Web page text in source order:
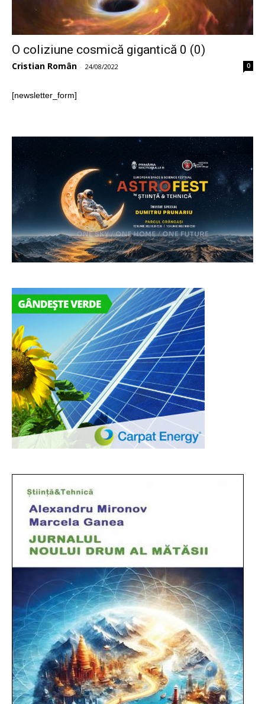
O coliziune cosmică gigantică 0 (0)
Cristian Român - 24/08/2022 0
[newsletter_form]